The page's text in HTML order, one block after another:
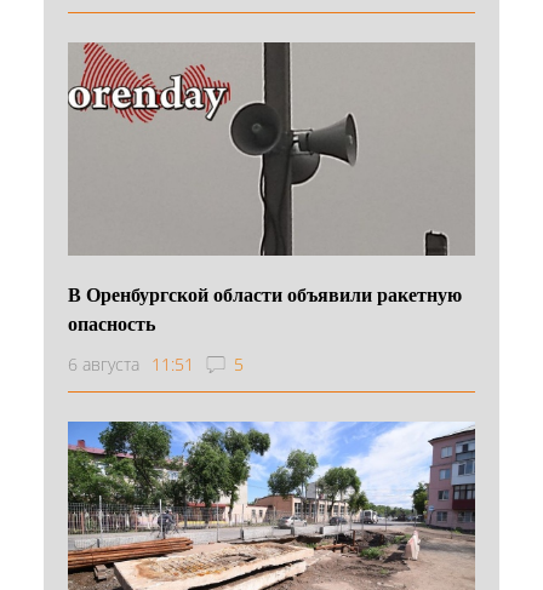
В Оренбургской области объявили ракетную
опасность
6 августа 11:51 5